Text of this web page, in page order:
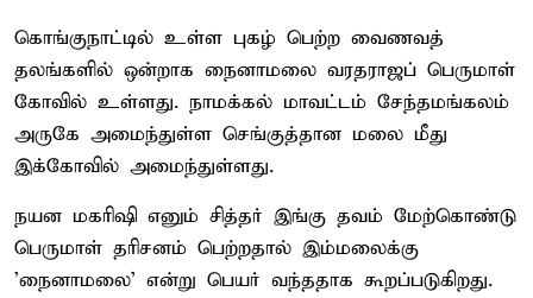
கொங்குநாட்டில் உள்ள புகழ் பெற்ற வைணவத்
தலங்களில் ஒன்றாக நைனாமலை வரதராஜப் பெருமாள்
கோவில் உள்ளது. நாமக்கல் மாவட்டம் சேந்தமங்கலம்
அருகே அமைந்துள்ள செங்குத்தான மலை மீது
இக்கோவில் அமைந்துள்ளது.
நயன மகரிஷி எனும் சித்தர் இங்கு தவம் மேற்கொண்டு
பெருமாள் தரிசனம் பெற்றதால் இம்மலைக்கு
'நைனாமலை' என்று பெயர் வந்ததாக கூறப்படுகிறது.